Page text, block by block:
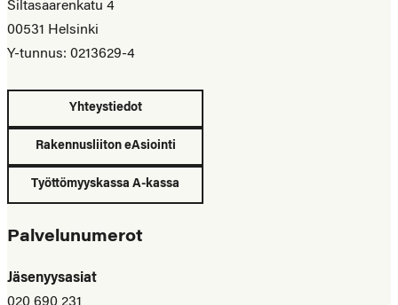
Siltasaarenkatu 4
00531 Helsinki
Y-tunnus: 0213629-4
Yhteystiedot
Rakennusliiton eAsiointi
Työttömyyskassa A-kassa
Palvelunumerot
Jäsenyysasiat